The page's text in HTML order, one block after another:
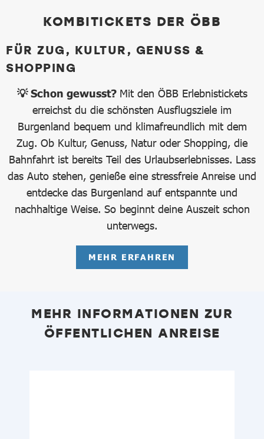
KOMBITICKETS DER ÖBB
FÜR ZUG, KULTUR, GENUSS &
SHOPPING
💡 Schon gewusst? Mit den ÖBB Erlebnistickets
erreichst du die schönsten Ausflugsziele im
Burgenland bequem und klimafreundlich mit dem
Zug. Ob Kultur, Genuss, Natur oder Shopping, die
Bahnfahrt ist bereits Teil des Urlaubserlebnisses. Lass
das Auto stehen, genieße eine stressfreie Anreise und
entdecke das Burgenland auf entspannte und
nachhaltige Weise. So beginnt deine Auszeit schon
unterwegs.
MEHR ERFAHREN
MEHR INFORMATIONEN ZUR
ÖFFENTLICHEN ANREISE